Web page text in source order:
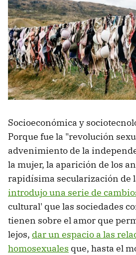
Socioeconómica y
Porque fue la "revolución
advenimiento de la
la mujer, la aparición de los
rapidísima secularización de
introdujo una serie de
cultural' que las sociedades
tienen sobre el amor que
lejos, dar un espacio a las
homosexuales que, hasta el